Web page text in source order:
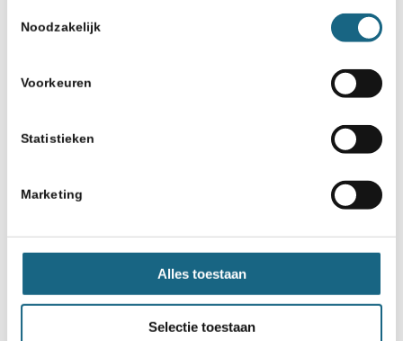
Noodzakelijk
Voorkeuren
Statistieken
Marketing
Alles toestaan
Selectie toestaan
Schaakbond.nl wordt mede mogelijk